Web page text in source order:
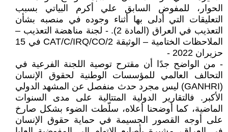
الحوار، للمفوض السابق علي أكرم البياتي بسبب
التعليقات التي أدلى بها أثناء وجوده في منصبه بشأن
التعذيب في العراق (المادة 2). - لجنة مناهضة التعذيب –
الملاحظات الختامية – الوثيقة CAT/C/IRQ/CO/2 في 15
حزيران 2022 -
- من الواضح جدًا أن مقترح توصية اللجنة الفرعية في
التحالف العالمي للمؤسسات الوطنية لحقوق الإنسان
(GANHRI) ليس مجرد حدث منفصل عن المشهد الدولي
الأكبر. فالتقارير الدولية المتتالية على مدى السنوات
الماضية، كما أوضحنا أعلاه، سلّطت الضوء بشكل صارخ
على أوجه القصور الجسيمة في حماية حقوق الإنسان